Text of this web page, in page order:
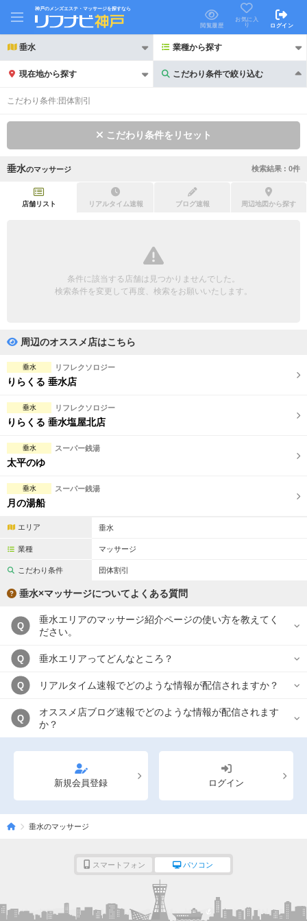
神戸のメンズエステ・マッサージを探すなら
閲覧履歴
お気に入
り
ログイン
垂水 業種から探す
現在地から探す こだわり条件で絞り込む
こだわり条件で絞り込む
初回割引あり リピーター割引あり
団体様歓迎
ペアルームあり
フットバスあり
日本人スタッフのみ
スタッフ指名可
こだわり条件:団体割引
こだわり条件をリセット
垂水のマッサージ 検索結果 : 0件
店舗リスト リアルタイム速報 ブログ速報 周辺地図から探す
条件に該当する店舗は見つかりませんでした。
検索条件を変更して再度、検索をお願いいたします。
周辺のオススメ店はこちら
垂水 リフレクソロジー
りらくる 垂水店
垂水 リフレクソロジー
りらくる 垂水塩屋北店
垂水 スーパー銭湯
太平のゆ
垂水 スーパー銭湯
月の湯船
エリア 垂水
業種 マッサージ
こだわり条件 団体割引
垂水×マッサージについてよくある質問
Q
垂水エリアのマッサージ紹介ページの使い方を教えてく
ださい。
Q 垂水エリアってどんなところ？
Q リアルタイム速報でどのような情報が配信されますか？
Q
オススメ店ブログ速報でどのような情報が配信されます
か？
新規会員登録 ログイン
垂水のマッサージ
スマートフォン パソコン